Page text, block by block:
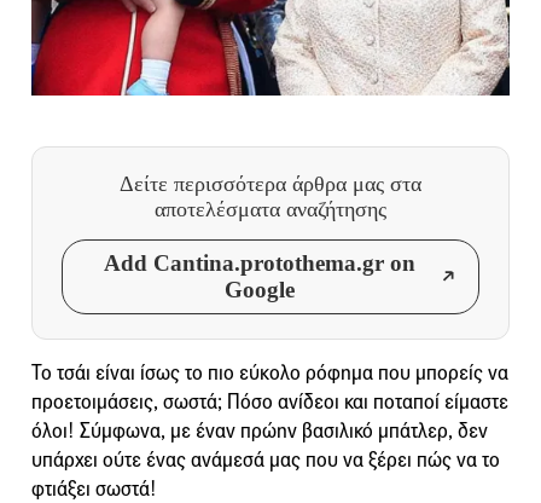
Δείτε περισσότερα άρθρα μας στα
αποτελέσματα αναζήτησης
Add Cantina.protothema.gr on
Google
Το τσάι είναι ίσως το πιο εύκολο ρόφημα που μπορείς να
προετοιμάσεις, σωστά; Πόσο ανίδεοι και ποταποί είμαστε
όλοι! Σύμφωνα, με έναν πρώην βασιλικό μπάτλερ, δεν
υπάρχει ούτε ένας ανάμεσά μας που να ξέρει πώς να το
φτιάξει σωστά!